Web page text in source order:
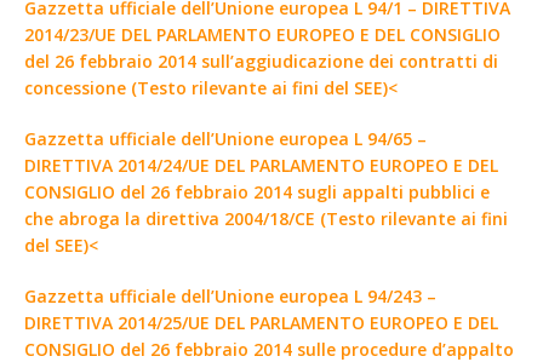
Gazzetta ufficiale dell’Unione europea L 94/1 – DIRETTIVA
2014/23/UE DEL PARLAMENTO EUROPEO E DEL CONSIGLIO
del 26 febbraio 2014 sull’aggiudicazione dei contratti di
concessione (Testo rilevante ai fini del SEE)<
Gazzetta ufficiale dell’Unione europea L 94/65 –
DIRETTIVA 2014/24/UE DEL PARLAMENTO EUROPEO E DEL
CONSIGLIO del 26 febbraio 2014 sugli appalti pubblici e
che abroga la direttiva 2004/18/CE (Testo rilevante ai fini
del SEE)<
Gazzetta ufficiale dell’Unione europea L 94/243 –
DIRETTIVA 2014/25/UE DEL PARLAMENTO EUROPEO E DEL
CONSIGLIO del 26 febbraio 2014 sulle procedure d’appalto